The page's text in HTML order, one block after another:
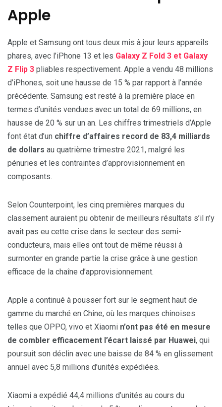
Apple
Apple et Samsung ont tous deux mis à jour leurs appareils
phares, avec l’iPhone 13 et les Galaxy Z Fold 3 et Galaxy
Z Flip 3 pliables respectivement. Apple a vendu 48 millions
d’iPhones, soit une hausse de 15 % par rapport à l’année
précédente. Samsung est resté à la première place en
termes d’unités vendues avec un total de 69 millions, en
hausse de 20 % sur un an. Les chiffres trimestriels d’Apple
font état d’un chiffre d’affaires record de 83,4 milliards
de dollars au quatrième trimestre 2021, malgré les
pénuries et les contraintes d’approvisionnement en
composants.
Selon Counterpoint, les cinq premières marques du
classement auraient pu obtenir de meilleurs résultats s’il n’y
avait pas eu cette crise dans le secteur des semi-
conducteurs, mais elles ont tout de même réussi à
surmonter en grande partie la crise grâce à une gestion
efficace de la chaîne d’approvisionnement.
Apple a continué à pousser fort sur le segment haut de
gamme du marché en Chine, où les marques chinoises
telles que OPPO, vivo et Xiaomi n’ont pas été en mesure
de combler efficacement l’écart laissé par Huawei, qui
poursuit son déclin avec une baisse de 84 % en glissement
annuel avec 5,8 millions d’unités expédiées.
Xiaomi a expédié 44,4 millions d’unités au cours du